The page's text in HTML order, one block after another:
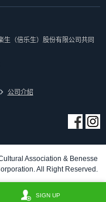
生（倍乐生）股份有限公司共同
公司介紹
Association & Benesse
All Right Reserved.
SIGN UP